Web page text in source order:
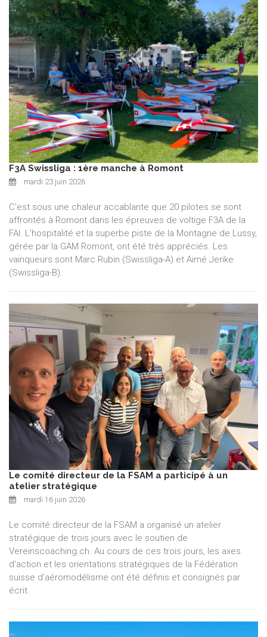
F3A Swissliga : 1ère manche à Romont
mardi 23 juin 2026
C'est sous une chaleur accablante que 20 pilotes se sont
affrontés à Romont dans les épreuves de voltige F3A de la
FAI. L'hospitalité et la superbe piste de la Montagne de Lussy,
gérée par la GAM Romont, ont été très appréciés. Les
vainqueurs sont Marc Rubin (Swissliga-A) et Aimé Jerike
(Swissliga-B).
Le comité directeur de la FSAM a participé à un
atelier stratégique
mardi 16 juin 2026
Le comité directeur de la FSAM a organisé un atelier
stratégique de trois jours avec le soutien de
Vereinscoaching.ch. Au cours de ces trois jours, les axes
d'action et les orientations stratégiques de la Fédération
suisse d'aéromodélisme ont été définis et consignés par
écrit.